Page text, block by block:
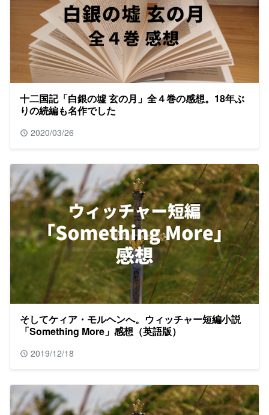
十二国記「白銀の墟 玄の月」全４巻の感想。18年ぶ
りの続編も名作でした
2020/03/26
そしてケィア・モルヘンへ。ウィッチャー短編小説
「Something More」感想（英語版）
2019/12/18